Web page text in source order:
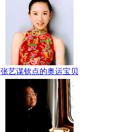
张艺谋钦点的奥运宝贝